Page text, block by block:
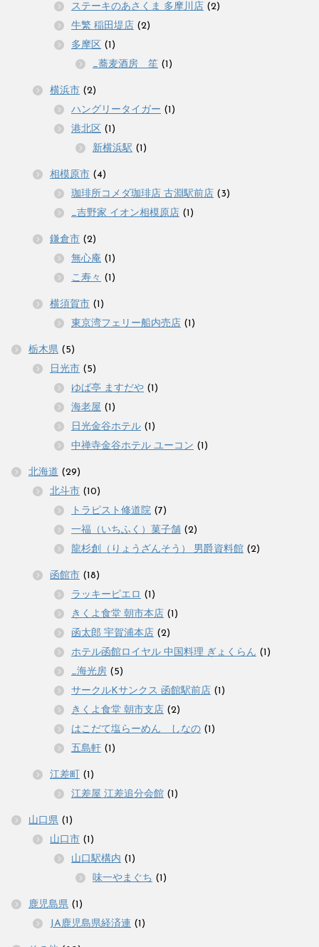
ステーキのあさくま 多摩川店 (2)
牛繁 稲田堤店 (2)
多摩区 (1)
_蕎麦酒房 笙 (1)
横浜市 (2)
ハングリータイガー (1)
港北区 (1)
新横浜駅 (1)
相模原市 (4)
珈琲所コメダ珈琲店 古淵駅前店 (3)
_吉野家 イオン相模原店 (1)
鎌倉市 (2)
無心庵 (1)
こ寿々 (1)
横須賀市 (1)
東京湾フェリー船内売店 (1)
栃木県 (5)
日光市 (5)
ゆば亭 ますだや (1)
海老屋 (1)
日光金谷ホテル (1)
中禅寺金谷ホテル ユーコン (1)
北海道 (29)
北斗市 (10)
トラピスト修道院 (7)
一福（いちふく）菓子舗 (2)
龍杉創（りょうざんそう） 男爵資料館 (2)
函館市 (18)
ラッキーピエロ (1)
きくよ食堂 朝市本店 (1)
函太郎 宇賀浦本店 (2)
ホテル函館ロイヤル 中国料理 ぎょくらん (1)
_海光房 (5)
サークルKサンクス 函館駅前店 (1)
きくよ食堂 朝市支店 (2)
はこだて塩らーめん しなの (1)
五島軒 (1)
江差町 (1)
江差屋 江差追分会館 (1)
山口県 (1)
山口市 (1)
山口駅構内 (1)
味一やまぐち (1)
鹿児島県 (1)
JA鹿児島県経済連 (1)